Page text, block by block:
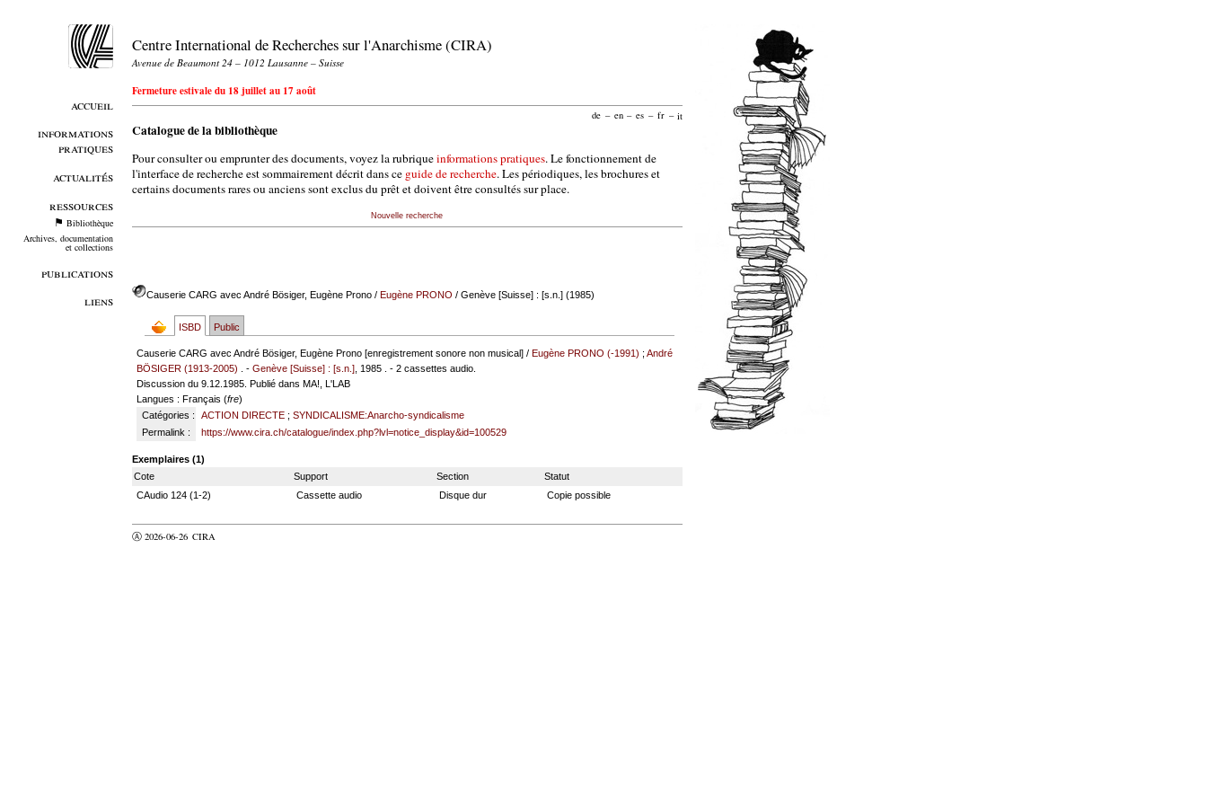
accueil
informations
pratiques
actualités
ressources
Bibliothèque
Archives, documentation
et collections
publications
liens
Centre International de Recherches sur l'Anarchisme (CIRA)
Avenue de Beaumont 24 – 1012 Lausanne – Suisse
Fermeture estivale du 18 juillet au 17 août
de – en – es – fr – it
Catalogue de la bibliothèque
Pour consulter ou emprunter des documents, voyez la rubriqueinformations pratiques. Le fonctionnement de
l'interface de recherche est sommairement décrit dans ce guide de recherche. Les périodiques, les brochures et
certains documents rares ou anciens sont exclus du prêt et doivent être consultés sur place.
Nouvelle recherche
Causerie CARG avec André Bösiger, Eugène Prono/ Eugène PRONO / Genève [Suisse] : [s.n.] (1985)
ISBD Public
Causerie CARG avec André Bösiger, Eugène Prono [enregistrement sonore non musical] /Eugène PRONO (-1991) ;André
BÖSIGER (1913-2005)
. -Genève [Suisse] : [s.n.] , 1985 . - 2 cassettes audio.
Discussion du 9.12.1985. Publié dans MA!, L'LAB
Langues : Français (fre)
Catégories :
ACTION DIRECTE; SYNDICALISME:Anarcho-syndicalisme
Permalink :
https://www.cira.ch/catalogue/index.php?lvl=notice_display&id=100529
Exemplaires (1)
Cote
Support Section
Statut
CAudio 124 (1-2)
Cassette audio Disque dur Copie possible
Ⓐ 2026-06-26 CIRA